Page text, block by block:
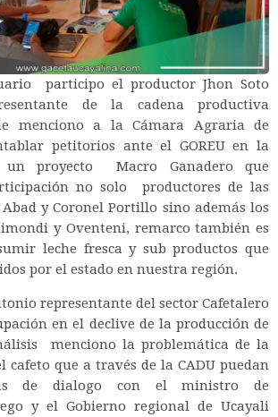
participo el productor Jhon Soto
de la cadena productiva
menciono a la Cámara Agraria de
petitorios ante el GOREU en la
un proyecto Macro Ganadero que
no solo productores de las
y Coronel Portillo sino además los
y Oventeni, remarco también es
leche fresca y sub productos que
por el estado en nuestra región.
representante del sector Cafetalero
en el declive de la producción de
menciono la problemática de la
cafeto que a través de la CADU puedan
de dialogo con el ministro de
y el Gobierno regional de Ucayali